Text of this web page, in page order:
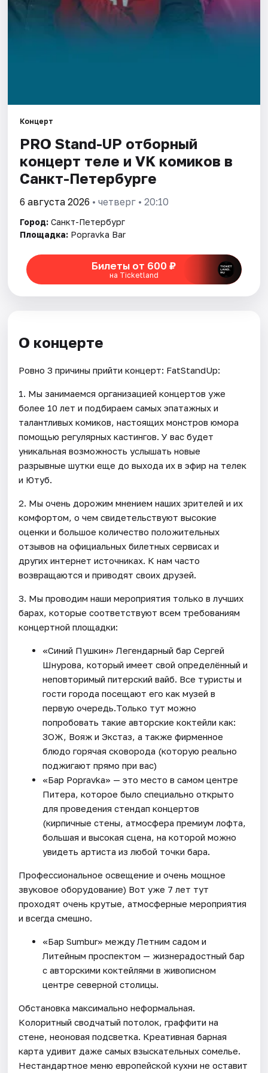
Концерт
PRO Stand-UP отборный
концерт теле и VK комиков в
Санкт-Петербурге
6 августа 2026 • четверг • 20:10
Город: Санкт-Петербург
Площадка: Popravka Bar
Билеты от 600 ₽
на Ticketland
О концерте
Ровно 3 причины прийти концерт: FatStandUp:
1. Мы занимаемся организацией концертов уже
более 10 лет и подбираем самых эпатажных и
талантливых комиков, настоящих монстров юмора
помощью регулярных кастингов. У вас будет
уникальная возможность услышать новые
разрывные шутки еще до выхода их в эфир на телек
и Ютуб.
2. Мы очень дорожим мнением наших зрителей и их
комфортом, о чем свидетельствуют высокие
оценки и большое количество положительных
отзывов на официальных билетных сервисах и
других интернет источниках. К нам часто
возвращаются и приводят своих друзей.
3. Мы проводим наши мероприятия только в лучших
барах, которые соответствуют всем требованиям
концертной площадки:
«Синий Пушкин» Легендарный бар Сергей
Шнурова, который имеет свой определённый и
неповторимый питерский вайб. Все туристы и
гости города посещают его как музей в
первую очередь.Только тут можно
попробовать такие авторские коктейли как:
ЗОЖ, Вояж и Экстаз, а также фирменное
блюдо горячая сковорода (которую реально
поджигают прямо при вас)
«Бар Popravka» — это место в самом центре
Питера, которое было специально открыто
для проведения стендап концертов
(кирпичные стены, атмосфера премиум лофта,
большая и высокая сцена, на которой можно
увидеть артиста из любой точки бара.
Профессиональное освещение и очень мощное
звуковое оборудование) Вот уже 7 лет тут
проходят очень крутые, атмосферные мероприятия
и всегда смешно.
«Бар Sumbur» между Летним садом и
Литейным проспектом — жизнерадостный бар
с авторскими коктейлями в живописном
центре северной столицы.
Обстановка максимально неформальная.
Колоритный сводчатый потолок, граффити на
стене, неоновая подсветка. Креативная барная
карта удивит даже самых взыскательных сомелье.
Нестандартное меню европейской кухни не оставит